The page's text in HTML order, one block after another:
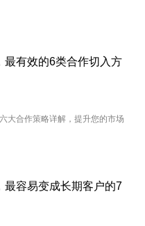
最有效的6类合作切入方
大合作策略详解，提升您的市场
最容易变成长期客户的7